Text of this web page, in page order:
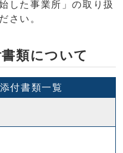
した事業所」の取り扱
さい。
類について
付書類一覧